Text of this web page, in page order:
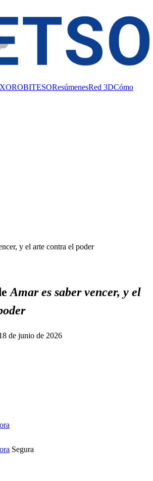
BITESOResúmenesRed 3DCómo
y el arte contra el poder
Amar es saber vencer, y el
de junio de 2026
Segura